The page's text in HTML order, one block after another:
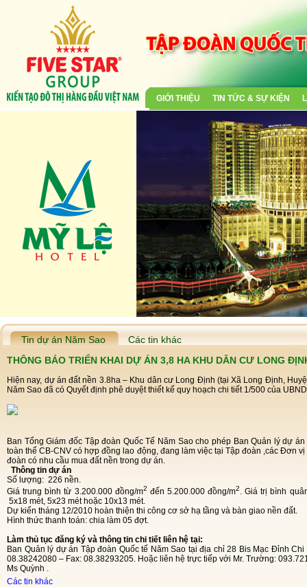
GIỚI THIỆU TIN TỨC & SỰ KIỆN
Tin dự án Năm Sao
Các tin khác
THÔNG BÁO TRIỂN KHAI DỰ ÁN 3,8 HA KHU DÂN CƯ LONG
Hiện nay, dự án đất nền 3.8ha – Khu dân cư Long Định (tại Xã Long Định,
Năm Sao đã có Quyết định phê duyệt thiết kế quy hoạch chi tiết 1/500 của
Ban Tổng Giám đốc Tập đoàn Quốc Tế Năm Sao cho phép Ban Quản lý dự án của Tập đoàn triển khai kế hoạch bán đất nền cho
toàn thể CB-CNV có hợp đồng lao động, đang làm việc tại Tập đoàn ,các Đơn
đoàn có nhu cầu mua đất nền trong dự án.
Thông tin dự án
Số lượng: 226 nền.
Giá trung bình từ 3.200.000 đồng/m2 đến 5.200.000 đồng/m2. Giá trị bình
5x18 mét, 5x23 mét hoặc 10x13 mét.
Dự kiến tháng 12/2010 hoàn thiện thi công cơ sở hạ tầng và bàn giao nền đất.
Hình thức thanh toán: chia làm 05 đợt.
Làm thủ tục đăng ký và thông tin chi tiết liên hệ tại:
Ban Quản lý dự án Tập đoàn Quốc tế Năm Sao tại địa chỉ 28 Bis Mạc Đỉnh Chi – Phường Đa Kao – Quận 1 – TP.HCM. Điện thoại:
08.38242080 – Fax: 08.38293205. Hoặc liên hệ trực tiếp với Mr. Trường:
Ms Quỳnh .
Các tin khác